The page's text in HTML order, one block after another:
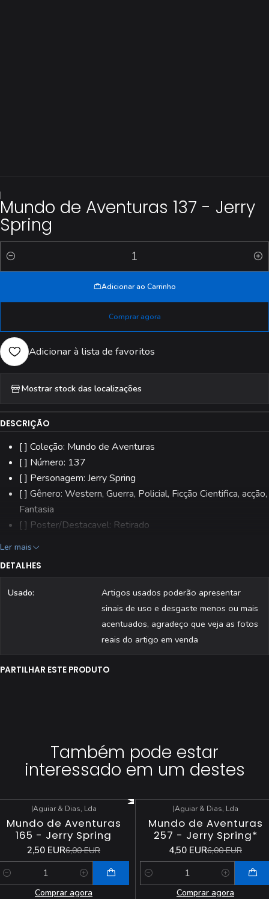
|
Mundo de Aventuras 137 - Jerry
Spring
Quantidade
Adicionar ao Carrinho
Comprar agora
Adicionar à lista de favoritos
Mostrar stock das localizações
DESCRIÇÃO
[ ] Coleção: Mundo de Aventuras
[ ] Número: 137
[ ] Personagem: Jerry Spring
[ ] Gênero: Western, Guerra, Policial, Ficção Cientifica, acção,
Fantasia
[ ] Poster/Destacavel: Retirado
[ ] Editora: Aguiar & Dias, Lda.
[ ] Todas as revistas são fotografadas individualmente.
Ler mais
DETALHES
Usado:
Artigos usados poderão apresentar
sinais de uso e desgaste menos ou mais
acentuados, agradeço que veja as fotos
reais do artigo em venda
PARTILHAR ESTE PRODUTO
Também pode estar
interessado em um destes
DESCONTO
|Aguiar & Dias, Lda
Mundo de Aventuras
165 - Jerry Spring
2,50 EUR6,00 EUR
Comprar agora
DESCONTO
|Aguiar & Dias, Lda
Mundo de Aventuras
257 - Jerry Spring*
4,50 EUR6,00 EUR
Quantidade
Comprar agora